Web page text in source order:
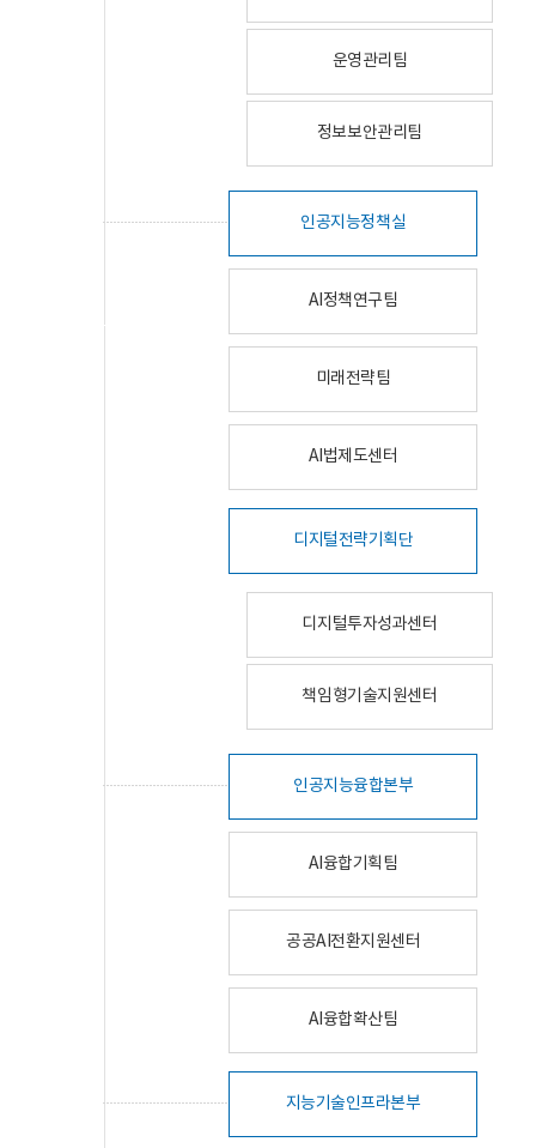
운영관리팀
정보보안관리팀
인공지능정책실
AI정책연구팀
미래전략팀
AI법제도센터
디지털전략기획단
디지털투자성과센터
책임형기술지원센터
인공지능융합본부
AI융합기획팀
공공AI전환지원센터
AI융합확산팀
지능기술인프라본부